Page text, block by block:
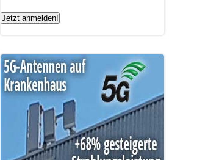
Jetzt anmelden!